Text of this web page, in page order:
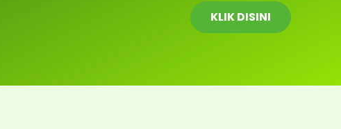
KLIK DISINI